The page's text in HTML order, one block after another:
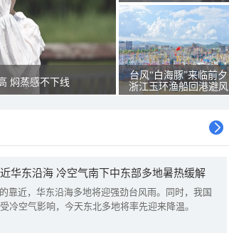
焖蒸感不下线
台风“白海豚”来临前夕
浙江玉环渔船回港避风
华东沿海 冷空气南下中东部多地暑热缓解
靠近，华东沿海多地将迎强劲台风雨。同时，我国
冷空气影响，今天东北多地将率先迎来降温。